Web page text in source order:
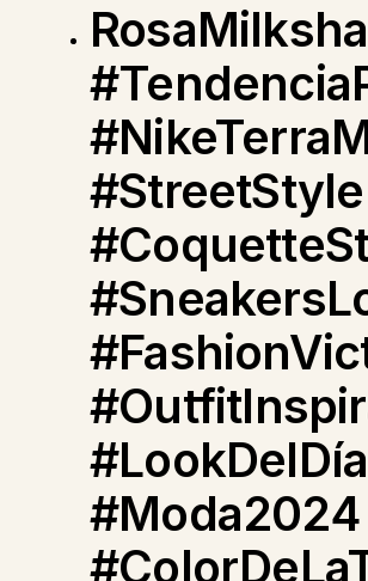
#StreetStyle
#LookDelDía
#Moda2024